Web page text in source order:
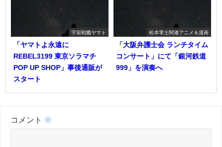
宇宙戦艦ヤマト
「ヤマトよ永遠に
REBEL3199 東京ソラマチ
POP UP SHOP」事後通販が
スタート
松本零士関連アニメ＆漫画
「大阪弁護士会 ランチタイム
コンサート」にて「銀河鉄道
999」を演奏へ
コメント ※